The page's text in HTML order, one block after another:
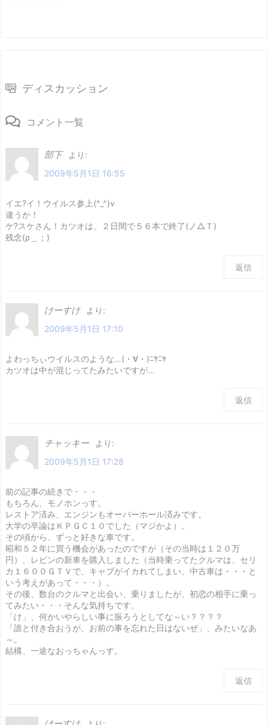
ディスカッション
コメント一覧
部下
より:
2009年5月1日 16:55
イエ?イ！ウイルス参上(^_^)v
違うか！
ケ?スケさん！カツオは、２日間で５６本で終了(ノ△Ｔ)
残念(ρ＿；)
返信
けーすけ
より:
2009年5月1日 17:10
よわっちぃウイルスのような…(・∀・)ﾆﾔﾆﾔ
カツオは中が混じってたみたいですが…
返信
チャッキー
より:
2009年5月1日 17:28
前の記事の続きで・・・
もちろん、モノホンっす。
レストア済み、エンジンもオーバーホール済みです。
大学の卒論はＫＰＧＣ１０でした（マジかよ）。
その頃から、ずっと好きな車です。
昭和５２年に買う機会があったのですが（その当時は１２０万
円）、レビンの新車を購入しました（当時乗ってたクルマは、セリ
カ１６００ＧＴＶで、キャブがイカれてしまい、中古車は・・・と
いう考えがあって・・・）。
その後、数台のクルマと出会い、乗りましたが、初恋の相手に乗っ
てみたい・・・そんな気持ちです。
「け」、何かいやらしい事に振ろうとしてな～い？？？？
「誰と付き合おうが、お前の事を忘れた日はないぜ」、みたいなあ
～。
結構、一途なおっちゃんっす。
返信